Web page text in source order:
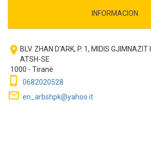
INFORMACION
room BLV. ZHAN D'ARK, P. 1, MIDIS
ATSH-SE
1000 - Tiranë
phone_iphone 0682020528
mail_outline en_arbshpk@yahoo.it